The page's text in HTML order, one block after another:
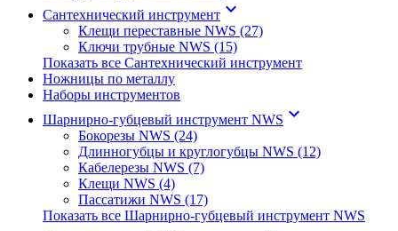
Сантехнический инструмент keyboard_arrow_down
Клещи переставные NWS (27)
Ключи трубные NWS (15)
Показать все Сантехнический инструмент
Ножницы по металлу
Наборы инструментов
Шарнирно-губцевый инструмент NWS keyboard_arrow_down
Бокорезы NWS (24)
Длинногубцы и круглогубцы NWS (12)
Кабелерезы NWS (7)
Клещи NWS (4)
Пассатижи NWS (17)
Показать все Шарнирно-губцевый инструмент NWS